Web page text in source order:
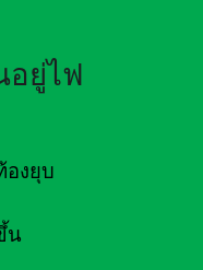
ยู่ไฟ
องยุบ
น